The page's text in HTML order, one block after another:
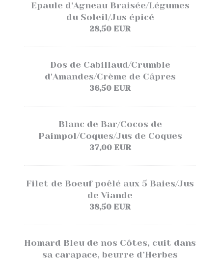
Epaule d'Agneau Braisée/Légumes
du Soleil/Jus épicé
28,50 EUR
Dos de Cabillaud/Crumble
d'Amandes/Crème de Câpres
36,50 EUR
Blanc de Bar/Cocos de
Paimpol/Coques/Jus de Coques
37,00 EUR
Filet de Boeuf poêlé aux 5 Baies/Jus
de Viande
38,50 EUR
Homard Bleu de nos Côtes, cuit dans
sa carapace, beurre d’Herbes